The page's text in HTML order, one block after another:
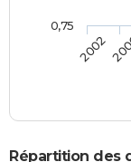
2002
0,75
Répartition des